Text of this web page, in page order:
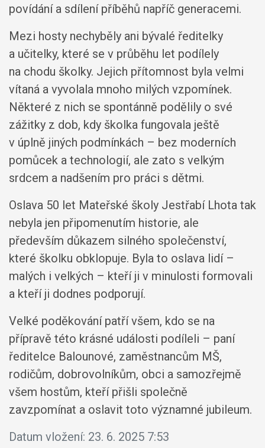
povídání a sdílení příběhů napříč generacemi.
Mezi hosty nechyběly ani bývalé ředitelky
a učitelky, které se v průběhu let podílely
na chodu školky. Jejich přítomnost byla velmi
vítaná a vyvolala mnoho milých vzpomínek.
Některé z nich se spontánně podělily o své
zážitky z dob, kdy školka fungovala ještě
v úplně jiných podmínkách – bez moderních
pomůcek a technologií, ale zato s velkým
srdcem a nadšením pro práci s dětmi.
Oslava 50 let Mateřské školy Jestřabí Lhota tak
nebyla jen připomenutím historie, ale
především důkazem silného společenství,
které školku obklopuje. Byla to oslava lidí –
malých i velkých – kteří ji v minulosti formovali
a kteří ji dodnes podporují.
Velké poděkování patří všem, kdo se na
přípravě této krásné události podíleli – paní
ředitelce Balounové, zaměstnancům MŠ,
rodičům, dobrovolníkům, obci a samozřejmě
všem hostům, kteří přišli společně
zavzpomínat a oslavit toto významné jubileum.
Datum vložení: 23. 6. 2025 7:53